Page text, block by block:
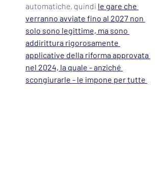
automatiche, quindi le gare che
verranno avviate fino al 2027 non
solo sono legittime, ma sono
addirittura rigorosamente
applicative della riforma approvata
nel 2024, la quale - anziché
scongiurarle - le impone per tutte